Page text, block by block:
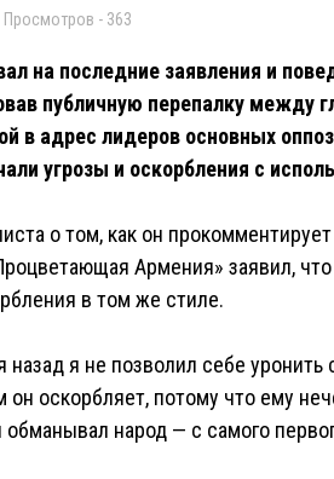
- 363
на последние заявления и
публичную перепалку между
в адрес лидеров основных
угрозы и оскорбления с
о том, как он
Армения» заявил,
в том же стиле.
я не позволил себе уронить
оскорбляет, потому что ему
народ — с самого